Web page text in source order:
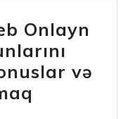
Onlayn
və